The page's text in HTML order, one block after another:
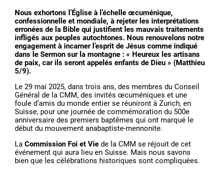
Nous exhortons l’Église à l’échelle œcuménique,
confessionnelle et mondiale, à rejeter les interprétations
erronées de la Bible qui justifient les mauvais traitements
infligés aux peuples autochtones. Nous renouvelons notre
engagement à incarner l’esprit de Jésus comme indiqué
dans le Sermon sur la montagne : « Heureux les artisans
de paix, car ils seront appelés enfants de Dieu » (Matthieu
5/9).
Le 29 mai 2025, dans trois ans, des membres du Conseil
Général de la CMM, des invités œcuméniques et une
foule d’amis du monde entier se réuniront à Zurich, en
Suisse, pour une journée de commémoration du 500e
anniversaire des premiers baptêmes qui ont marqué le
début du mouvement anabaptiste-mennonite.
LaCommission Foi et Vie de la CMM se réjouit de cet
événement qui aura lieu en Suisse. Mais nous savons
bien que les célébrations historiques sont compliquées.